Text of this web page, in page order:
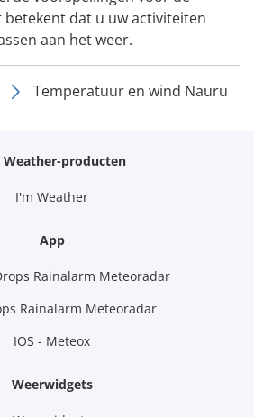
betekent dat u uw activiteiten
aan het weer.
Temperatuur en wind Nauru
Weather-producten
I'm Weather
App
Rainalarm Meteoradar
Rainalarm Meteoradar
IOS - Meteox
Weerwidgets